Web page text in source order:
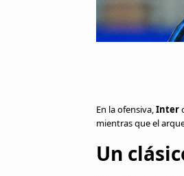
En la ofensiva,Inter
mientras que el
Un